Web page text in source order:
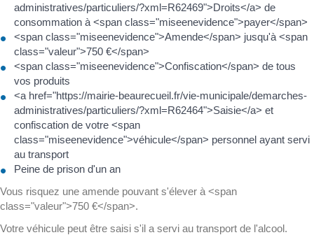
administratives/particuliers/?xml=R62469">Droits</a> de
consommation à <span class="miseenevidence">payer</span>
<span class="miseenevidence">Amende</span> jusqu'à <span
class="valeur">750 €</span>
<span class="miseenevidence">Confiscation</span> de tous
vos produits
<a href="https://mairie-beaurecueil.fr/vie-municipale/demarches-
administratives/particuliers/?xml=R62464">Saisie</a> et
confiscation de votre <span
class="miseenevidence">véhicule</span> personnel ayant servi
au transport
Peine de prison d'un an
Vous risquez une amende pouvant s'élever à <span
class="valeur">750 €</span>.
Votre véhicule peut être saisi s'il a servi au transport de l'alcool.